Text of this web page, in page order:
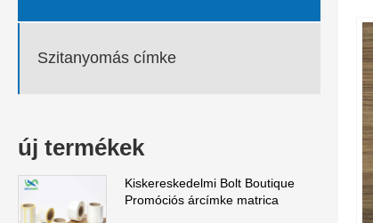
Szitanyomás címke
új termékek
Kiskereskedelmi Bolt Boutique
Promóciós árcímke matrica